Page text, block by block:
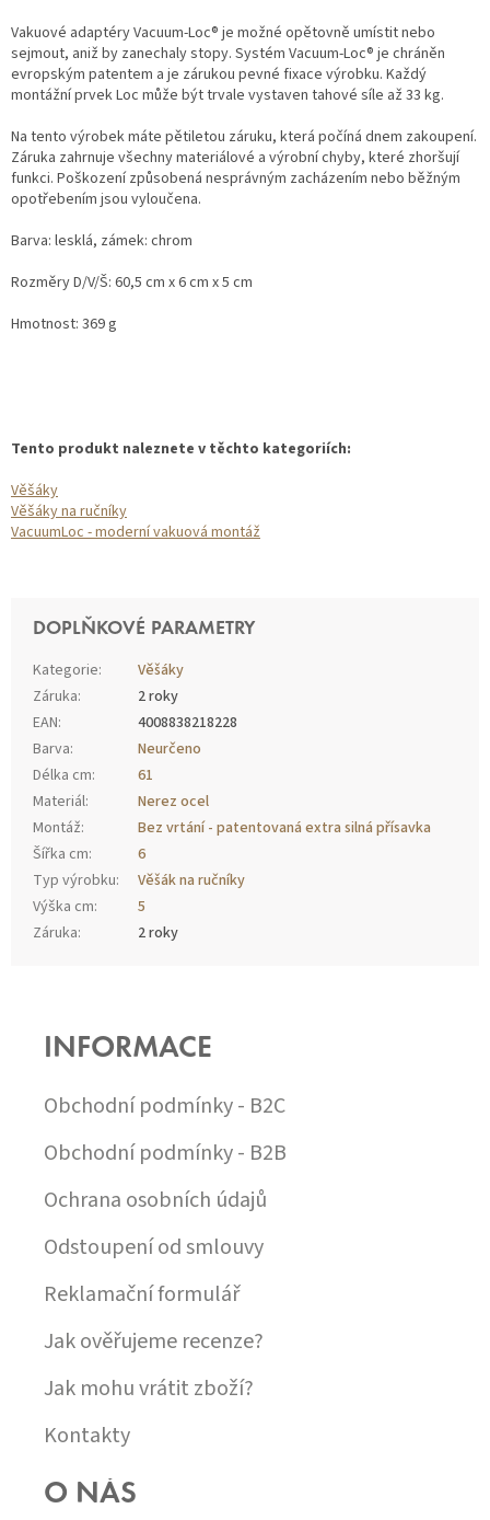
Vakuové adaptéry Vacuum-Loc® je možné opětovně umístit nebo
sejmout, aniž by zanechaly stopy. Systém Vacuum-Loc® je chráněn
evropským patentem a je zárukou pevné fixace výrobku. Každý
montážní prvek Loc může být trvale vystaven tahové síle až 33 kg.
Na tento výrobek máte pětiletou záruku, která počíná dnem zakoupení.
Záruka zahrnuje všechny materiálové a výrobní chyby, které zhoršují
funkci. Poškození způsobená nesprávným zacházením nebo běžným
opotřebením jsou vyloučena.
Barva: lesklá, zámek: chrom
Rozměry D/V/Š: 60,5 cm x 6 cm x 5 cm
Hmotnost: 369 g
Tento produkt naleznete v těchto kategoriích:
Věšáky
Věšáky na ručníky
VacuumLoc - moderní vakuová montáž
DOPLŇKOVÉ PARAMETRY
Kategorie:
Věšáky
Záruka:
2 roky
EAN:
4008838218228
Barva:
Neurčeno
Délka cm:
61
Materiál:
Nerez ocel
Montáž:
Bez vrtání - patentovaná extra silná přísavka
Šířka cm:
6
Typ výrobku:
Věšák na ručníky
Výška cm:
5
Záruka:
2 roky
INFORMACE
Obchodní podmínky - B2C
Obchodní podmínky - B2B
Ochrana osobních údajů
Odstoupení od smlouvy
Reklamační formulář
Jak ověřujeme recenze?
Jak mohu vrátit zboží?
Kontakty
O NÁS